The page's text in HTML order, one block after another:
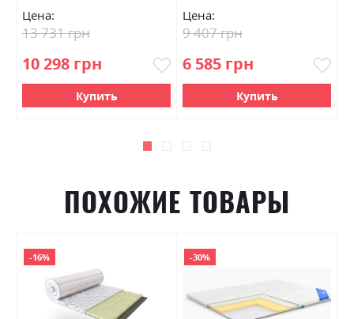
Цена:
10 298 грн
13 731 грн
Купить
Цена:
6 585 грн
9 407 грн
Купить
ПОХОЖИЕ ТОВАРЫ
-16% -30%